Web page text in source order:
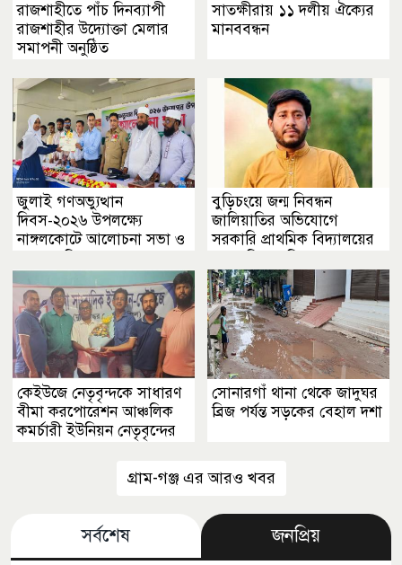
রাজশাহীতে পাঁচ দিনব্যাপী
রাজশাহীর উদ্যোক্তা মেলার
সমাপনী অনুষ্ঠিত
সাতক্ষীরায় ১১ দলীয় ঐক্যের
মানববন্ধন
জুলাই গণঅভ্যুত্থান
দিবস-২০২৬ উপলক্ষ্যে
নাঙ্গলকোটে আলোচনা সভা ও
বুড়িচংয়ে জন্ম নিবন্ধন
জালিয়াতির অভিযোগে
সরকারি প্রাথমিক বিদ্যালয়ের
কেইউজে নেতৃবৃন্দকে সাধারণ
বীমা করপোরেশন আঞ্চলিক
কমর্চারী ইউনিয়ন নেতৃবৃন্দের
সোনারগাঁ থানা থেকে জাদুঘর
ব্রিজ পর্যন্ত সড়কের বেহাল দশা
গ্রাম-গঞ্জ এর আরও খবর
সর্বশেষ জনপ্রিয়